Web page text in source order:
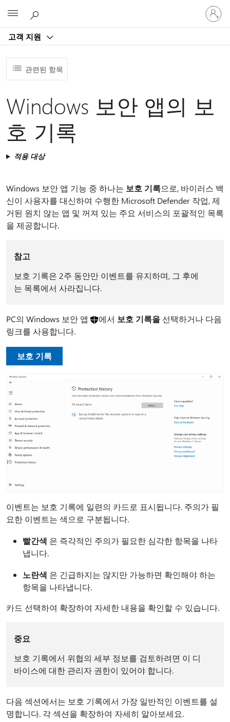
고객 지원
귀
하
계
관련된 항목
Windows 보안 앱의 보
호 기록
적용 대상
Windows 보안 앱 기능 중 하나는 보호 기록으로, 바이러스 백
신이 사용자를 대신하여 수행한 Microsoft Defender 작업, 제
거된 원치 않는 앱 및 꺼져 있는 주요 서비스의 포괄적인 목록
을 제공합니다.
참고
보호 기록은 2주 동안만 이벤트를 유지하며, 그 후에
는 목록에서 사라집니다.
PC의 Windows 보안 앱 에서 보호 기록을 선택하거나 다음
링크를 사용합니다.
보호 기록
이벤트는 보호 기록에 일련의 카드로 표시됩니다. 주의가 필
요한 이벤트는 색으로 구분됩니다.
빨간색 은 즉각적인 주의가 필요한 심각한 항목을 나타
냅니다.
노란색 은 긴급하지는 않지만 가능하면 확인해야 하는
항목을 나타냅니다.
카드 선택하여 확장하여 자세한 내용을 확인할 수 있습니다.
중요
보호 기록에서 위협의 세부 정보를 검토하려면 이 디
바이스에 대한 관리자 권한이 있어야 합니다.
다음 섹션에서는 보호 기록에서 가장 일반적인 이벤트를 설
명합니다. 각 섹션을 확장하여 자세히 알아보세요.